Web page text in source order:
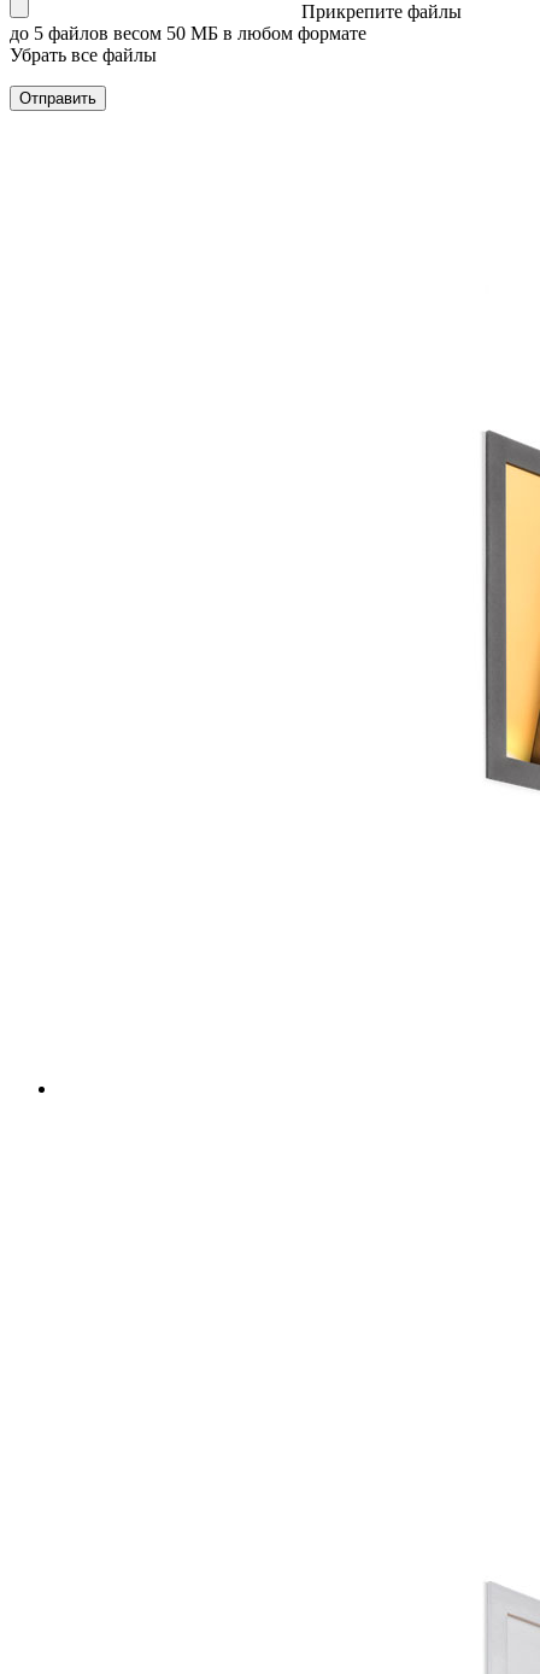
Прикрепите файлы
до 5 файлов весом 50 МБ в любом формате
Убрать все файлы
Отправить